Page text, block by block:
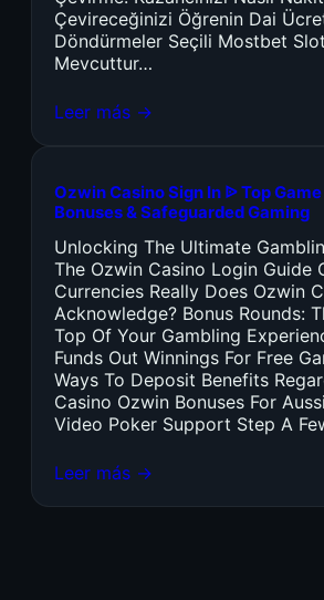
Çevireceğinizi Öğrenin Dai
Döndürmeler Seçili Mostbet
Mevcuttur…
Leer más →
Ozwin Casino Sign In ᐉ Top
Bonuses & Safeguarded Gaming
Unlocking The Ultimate
The Ozwin Casino Login Guide
Currencies Really Does Ozwin
Acknowledge? Bonus Rounds:
Top Of Your Gambling
Funds Out Winnings For Free
Ways To Deposit Benefits
Casino Ozwin Bonuses For
Video Poker Support Step A
Leer más →